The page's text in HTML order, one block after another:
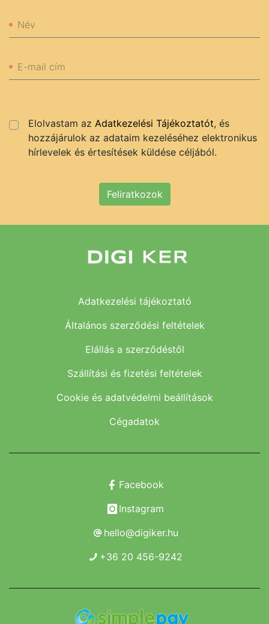
Név
E-mail cím
Elolvastam az Adatkezelési Tájékoztatót, és
hozzájárulok az adataim kezeléséhez elektronikus
hírlevelek és értesítések küldése céljából.
Feliratkozok
Adatkezelési tájékoztató
Általános szerződési feltételek
Elállás a szerződéstől
Szállítási és fizetési feltételek
Cookie és adatvédelmi beállítások
Cégadatok
Facebook
Instagram
hello@digiker.hu
+36 20 456-9242